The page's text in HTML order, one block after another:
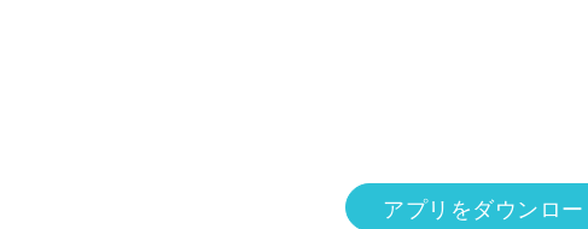
アプリをダウンロ